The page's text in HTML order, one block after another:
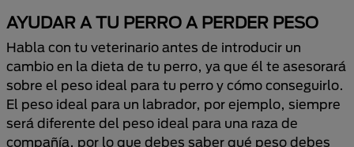
AYUDAR A TU PERRO A PERDER PESO
Habla con tu veterinario antes de introducir un
cambio en la dieta de tu perro, ya que él te asesorará
sobre el peso ideal para tu perro y cómo conseguirlo.
El peso ideal para un labrador, por ejemplo, siempre
será diferente del peso ideal para una raza de
compañía, por lo que debes saber qué peso debes